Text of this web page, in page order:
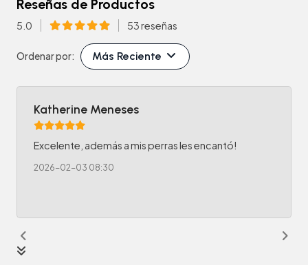
Reseñas de Productos
5.0 53 reseñas
Ordenar por: Más Reciente
Katherine Meneses
Excelente, además a mis perras les encantó!
2026-02-03 08:30